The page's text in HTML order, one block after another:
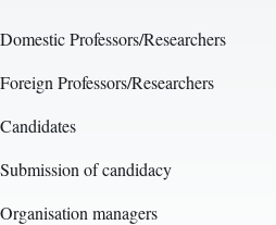
Domestic Professors/Researchers
Foreign Professors/Researchers
Candidates
Submission of candidacy
Organisation managers